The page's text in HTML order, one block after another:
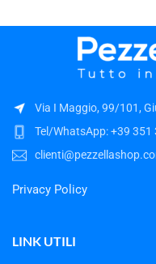
Via I Maggio, 99/101,
Tel/WhatsApp: +39 351
Privacy Policy
LINK UTILI